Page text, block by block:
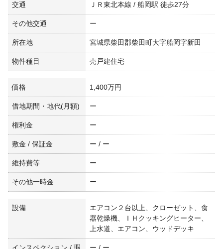
交通 ＪＲ東北本線 / 船岡駅 徒歩27分
その他交通 ー
所在地 宮城県柴田郡柴田町大字船岡字新田
物件種目 売戸建住宅
価格 1,400万円
借地期間・地代(月額) ー
権利金 ー
敷金 / 保証金 ー / ー
維持費等 ー
その他一時金 ー
設備
エアコン２台以上、クローゼット、食
器乾燥機、ＩＨクッキングヒーター、
上水道、エアコン、ウッドデッキ